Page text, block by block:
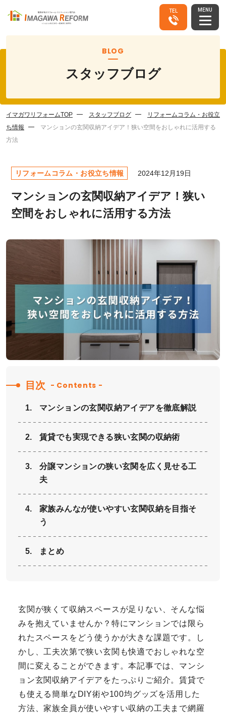
TEL MENU
BLOG
スタッフブログ
イマガワリフォームTOP スタッフブログ
リフォームコラム・お役立
ち情報
マンションの玄関収納アイデア！狭い空間をおしゃれに活用する
方法
リフォームコラム・お役立ち情報 2024年12月19日
マンションの玄関収納アイデア！狭い
空間をおしゃれに活用する方法
目次 - Contents -
マンションの玄関収納アイデアを徹底解説
賃貸でも実現できる狭い玄関の収納術
分譲マンションの狭い玄関を広く見せる工
夫
家族みんなが使いやすい玄関収納を目指そ
う
まとめ
玄関が狭くて収納スペースが足りない、そんな悩
みを抱えていませんか？特にマンションでは限ら
れたスペースをどう使うかが大きな課題です。し
かし、工夫次第で狭い玄関も快適でおしゃれな空
間に変えることができます。本記事では、マンシ
ョン玄関収納アイデアをたっぷりご紹介。賃貸で
も使える簡単なDIY術や100均グッズを活用した
方法、家族全員が使いやすい収納の工夫まで網羅